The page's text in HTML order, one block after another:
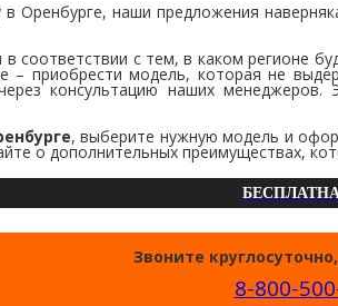
Оренбурге, наши предложения
соответствии с тем, в каком регионе
– приобрести модель, которая не
консультацию наших
, выберите нужную модель и
о дополнительных преимуществах,
Звоните
8-800-